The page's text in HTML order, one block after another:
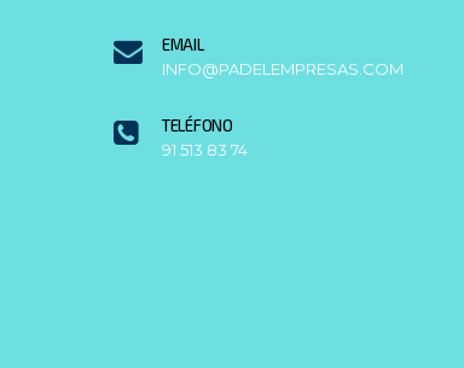
EMAIL
INFO@PADELEMPRESAS.COM
TELÉFONO
91 513 83 74